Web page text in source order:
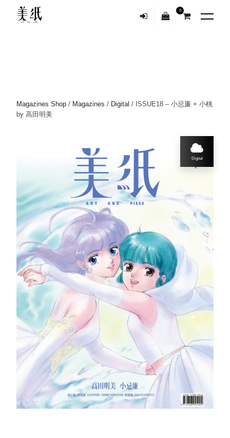
0
Magazines Shop / Magazines / Digital / ISSUE18 – 小忌廉 + 小桃
by 高田明美
Digital